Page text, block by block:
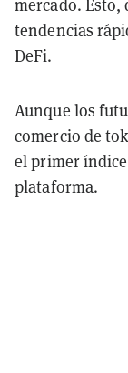
mercado. Esto,
tendencias
DeFi.
Aunque los
comercio de
el primer
plataforma.